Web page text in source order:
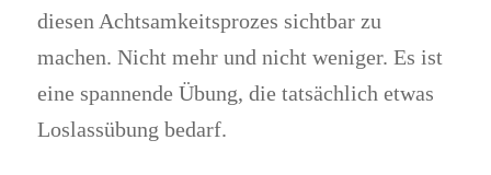
diesen Achtsamkeitsprozes sichtbar zu
machen. Nicht mehr und nicht weniger. Es ist
eine spannende Übung, die tatsächlich etwas
Loslassübung bedarf.